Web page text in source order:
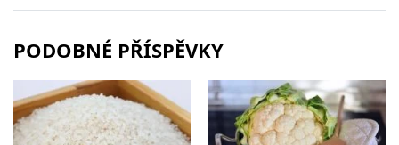
PODOBNÉ PŘÍSPĚVKY